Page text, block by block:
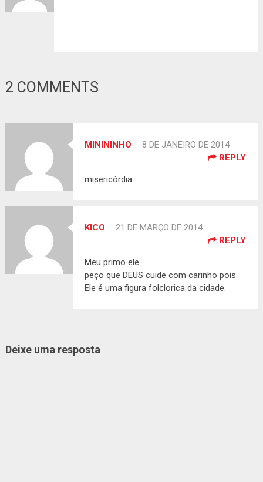
2 COMMENTS
MINININHO
8 DE JANEIRO DE 2014
REPLY
misericórdia
KICO
21 DE MARÇO DE 2014
REPLY
Meu primo ele.
peço que DEUS cuide com carinho pois
Ele é uma figura folclorica da cidade.
Deixe uma resposta